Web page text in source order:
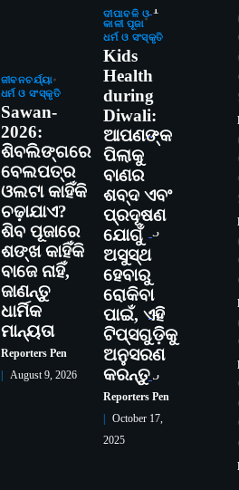
ଜୀବନଚର୍ଯ୍ୟା
ଧର୍ମ ଓ ସଂସ୍କୃତି
Sawan-
2026:
ଶିବଲିଙ୍ଗରେ
ବେଲପତ୍ର
ଓଲଟା କାହିଁକି
ଚଢ଼ାଯାଏ?
ଶିବ ପୂଜାରେ
ଶଙ୍ଖ କାହିଁକି
ବାଜେ ନାହିଁ,
ଜାଣନ୍ତୁ
ଧାର୍ମିକ
ମାନ୍ୟତା
Reporters Pen
August 9, 2026
ଦୀପାବଳି ଓ
କାଳୀ ପୂଜା
ଧର୍ମ ଓ ସଂସ୍କୃତି
Kids
Health
during
Diwali:
ଆପଣଙ୍କ
ପିଲାକୁ
ବାଣର
ଶବ୍ଦ ଏବଂ
ପ୍ରଦୂଷଣ
ଯୋଗୁଁ
ଅସୁସ୍ଥ
ହେବାରୁ
ରୋକିବା
ପାଇଁ, ଏହି
ଟିପ୍ସଗୁଡ଼ିକୁ
ଅନୁସରଣ
କରନ୍ତୁ
Reporters Pen
October 17,
2025
1
2
3
4
5